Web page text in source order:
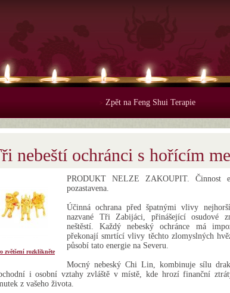
> Zpět na Feng Shui Terapie
nebeští ochránci s hořícím
zvětšení rozklikněte
PRODUKT NELZE ZAKOUPIT. Činnost
pozastavena.
Účinná ochrana před špatnými vlivy
nazvané Tři Zabijáci, přinášející osudové
neštěstí. Každý nebeský ochránce má
překonají smrtící vlivy těchto zlomyslných
působí tato energie na Severu.
Mocný nebeský Chi Lin, kombinuje sílu
i osobní vztahy zvláště v místě, kde hrozí finanční
z vašeho života.